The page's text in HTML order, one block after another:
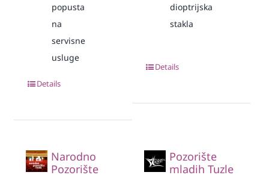
popusta
na
servisne
usluge
Details
dioptrijska
stakla
Details
Narodno
Pozorište
Pozorište
mladih Tuzle